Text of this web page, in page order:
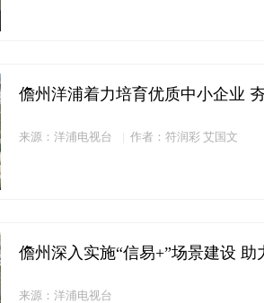
儋州洋浦着力培育优质中小企业
来源：洋浦电视台 作者：符润彩 艾国文
儋州深入实施“信易+”场景建设
来源：洋浦电视台